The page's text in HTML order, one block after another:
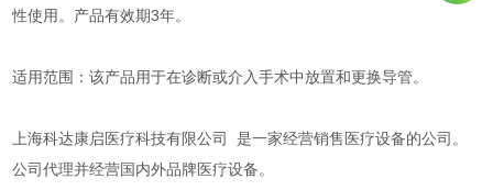
性使用。产品有效期3年。
适用范围：该产品用于在诊断或介入手术中放置和更换导管。
上海科达康启医疗科技有限公司 是一家经营销售医疗设备的公司。
公司代理并经营国内外品牌医疗设备。